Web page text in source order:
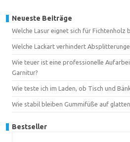
Neueste Beiträge
Welche Lasur eignet sich für Fichtenholz
Welche Lackart verhindert
Wie teuer ist eine professionelle
Garnitur?
Wie teste ich im Laden, ob Tisch und
Wie stabil bleiben Gummifüße auf
Bestseller